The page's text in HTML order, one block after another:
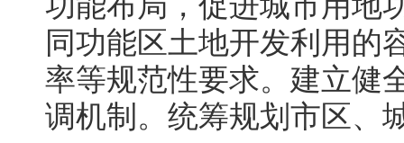
同功能区土地开发利用的
率等规范性要求。建立健
调机制。统筹规划市区、